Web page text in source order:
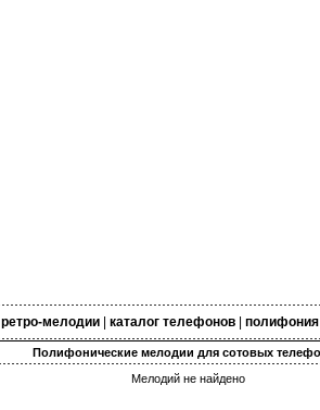
ретро-мелодии| каталог телефонов| полифония|
Полифонические мелодии для сотовых
Мелодий не найдено